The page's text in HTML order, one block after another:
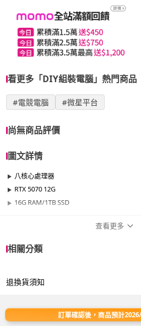
看更多「DIY組裝電腦」熱門商品
#電競電腦 #微星平台
尚無商品評價
圖文詳情
八核心處理器
RTX 5070 12G
16G RAM/1TB SSD
效能
晶片 RTX50系列
查看更多
相關分類
退換貨須知
訂單確認後，商品預計